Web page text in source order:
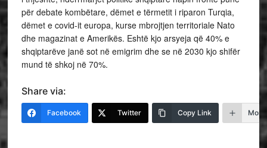
për debate kombëtare, dëmet e tërmetit i riparon Turqia,
dëmet e covid-it europa, kurse mbrojtjen territoriale Nato
dhe magazinat e Amerikës. Eshtë kjo arsyeja që 40% e
shqiptarëve janë sot në emigrim dhe se në 2030 kjo shifër
mund të shkoj në 70%.
Share via:
Facebook Twitter Copy Link More